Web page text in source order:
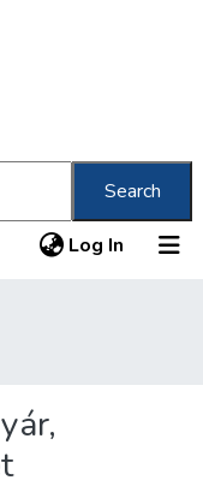
Search
Log In (current)